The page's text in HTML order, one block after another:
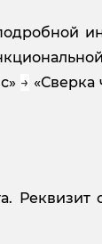
→
Реквизит